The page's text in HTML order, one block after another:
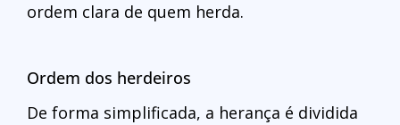
ordem clara de quem herda.
Ordem dos herdeiros
De forma simplificada, a herança é dividida